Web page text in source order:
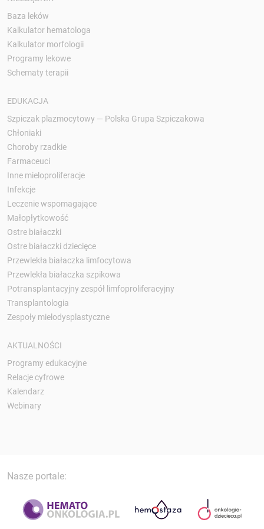
Baza leków
Kalkulator hematologa
Kalkulator morfologii
Programy lekowe
Schematy terapii
EDUKACJA
Szpiczak plazmocytowy — Polska Grupa Szpiczakowa
Chłoniaki
Choroby rzadkie
Farmaceuci
Inne mieloproliferacje
Infekcje
Leczenie wspomagające
Małopłytkowość
Ostre białaczki
Ostre białaczki dziecięce
Przewlekła białaczka limfocytowa
Przewlekła białaczka szpikowa
Potransplantacyjny zespół limfoproliferacyjny
Transplantologia
Zespoły mielodysplastyczne
AKTUALNOŚCI
Programy edukacyjne
Relacje cyfrowe
Kalendarz
Webinary
Nasze portale: